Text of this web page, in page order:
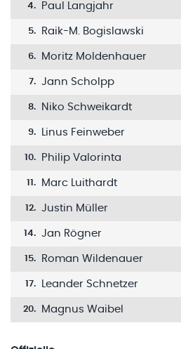
4. Paul Langjahr
5. Raik-M. Bogislawski
6. Moritz Moldenhauer
7. Jann Scholpp
8. Niko Schweikardt
9. Linus Feinweber
10. Philip Valorinta
11. Marc Luithardt
12. Justin Müller
14. Jan Rögner
15. Roman Wildenauer
17. Leander Schnetzer
20. Magnus Waibel